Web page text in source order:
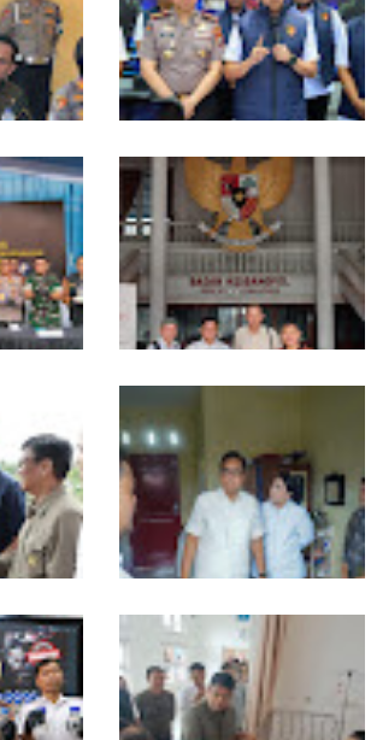
Dosis
Polda Sumut Bongkar Sindikat
Scamming Internasional di
Apartemen Medan, Korban
Rugi Rp6,7 Miliar
MIO Indonesia Sumut Resmi
Daftarkan Organisasi ke
Kesbangpol, Langkah Awal
Perkuat Profesionalisme
Media Online
Gubsu
di
Walikota Medan Nonaktifkan
Lurah Aur, Rico Waas : Tak Ada
Toleransi bagi Penyalahgunaan
Wewenang